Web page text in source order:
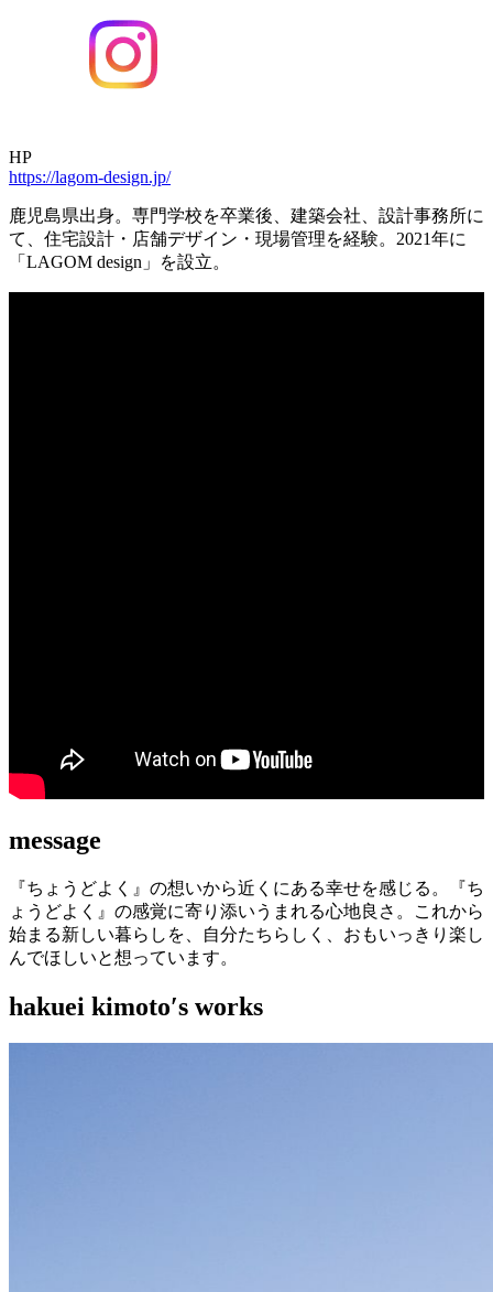
HP
https://lagom-design.jp/
鹿児島県出身。専門学校を卒業後、建築会社、設計事務所に
て、住宅設計・店舗デザイン・現場管理を経験。2021年に
「LAGOM design」を設立。
message
『ちょうどよく』の想いから近くにある幸せを感じる。『ち
ょうどよく』の感覚に寄り添いうまれる心地良さ。これから
始まる新しい暮らしを、自分たちらしく、おもいっきり楽し
んでほしいと想っています。
hakuei kimoto′s works